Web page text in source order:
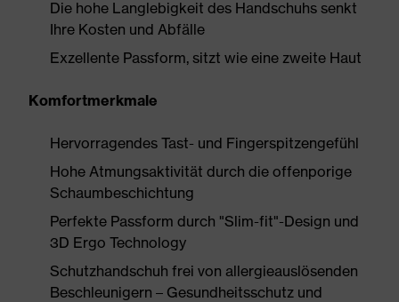
Die hohe Langlebigkeit des Handschuhs senkt
Ihre Kosten und Abfälle
Exzellente Passform, sitzt wie eine zweite Haut
Komfortmerkmale
Hervorragendes Tast- und Fingerspitzengefühl
Hohe Atmungsaktivität durch die offenporige
Schaumbeschichtung
Perfekte Passform durch "Slim-fit"-Design und
3D Ergo Technology
Schutzhandschuh frei von allergieauslösenden
Beschleunigern – Gesundheitsschutz und